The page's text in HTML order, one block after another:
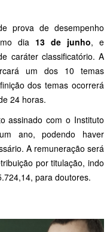
prova de desempenho
dia 13 de junho, e
caráter classificatório. A
um dos 10 temas
dos temas ocorrerá
24 horas.
assinado com o Instituto
ano, podendo haver
A remuneração será
por titulação, indo
para doutores.